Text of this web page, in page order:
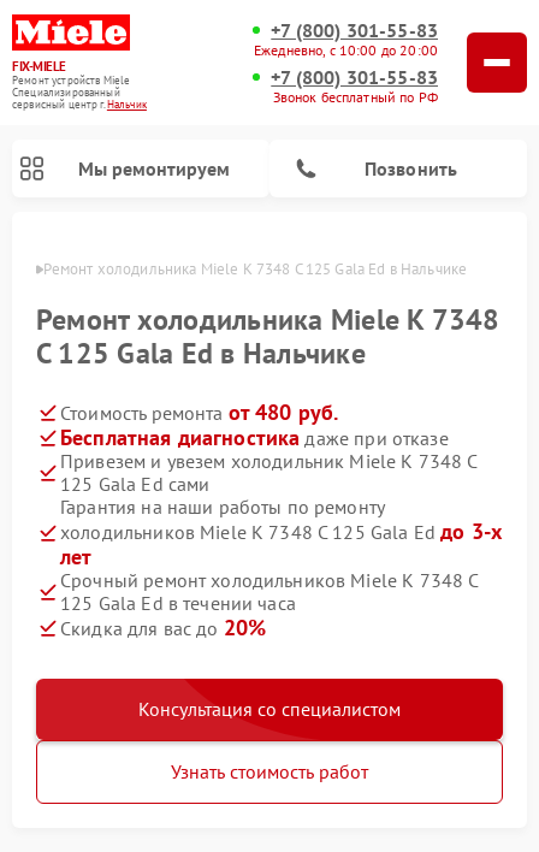
FIX-MIELE
Ремонт устройств Miele
Специализированный
cервисный центр г.Нальчик
+7 (800) 301-55-83
Ежедневно, с 10:00 до 20:00
+7 (800) 301-55-83
Звонок бесплатный по РФ
Мы ремонтируем Позвонить
Ремонт холодильника Miele K 7348 C 125 Gala Ed в Нальчике
Ремонт холодильника Miele K 7348
C 125 Gala Ed в Нальчике
Стоимость ремонта от 480 руб.
Бесплатная диагностика даже при отказе
Привезем и увезем холодильник Miele K 7348 C
125 Gala Ed сами
Гарантия на наши работы по ремонту
холодильников Miele K 7348 C 125 Gala Edдо 3-х
лет
Срочный ремонт холодильников Miele K 7348 C
125 Gala Ed в течении часа
Скидка для вас до 20%
Консультация со специалистом
Узнать стоимость работ